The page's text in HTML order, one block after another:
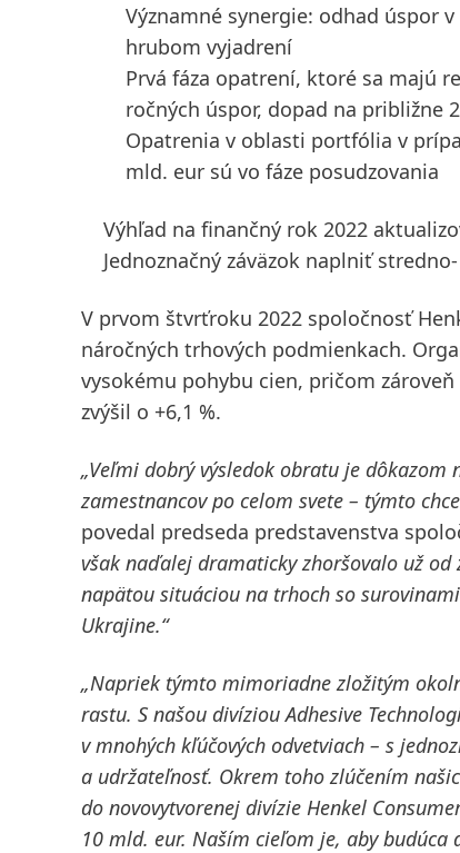
Významné synergie: odhad úspor
hrubom vyjadrení
Prvá fáza opatrení, ktoré sa majú
ročných úspor, dopad na približne
Opatrenia v oblasti portfólia v
mld. eur sú vo fáze posudzovania
Výhľad na finančný rok 2022
Jednoznačný záväzok naplniť
V prvom štvrťroku 2022 spoločnosť
náročných trhových podmienkach.
vysokému pohybu cien, pričom
zvýšil o +6,1 %.
„Veľmi dobrý výsledok obratu je
zamestnancov po celom svete ­– týmto
povedal predseda predstavenstva
však naďalej dramaticky zhoršovalo už od
napätou situáciou na trhoch so
Ukrajine.“
„Napriek týmto mimoriadne zložitým
rastu. S našou divíziou Adhesive
v mnohých kľúčových odvetviach – s
a udržateľnosť. Okrem toho zlúčením
do novovytvorenej divízie Henkel
10 mld. eur. Naším cieľom je, aby budúca